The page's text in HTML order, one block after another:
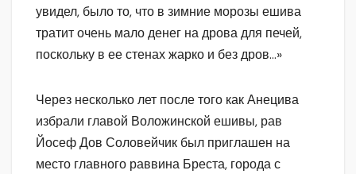
увидел, было то, что в зимние морозы ешива
тратит очень мало денег на дрова для печей,
поскольку в ее стенах жарко и без дров…»
Через несколько лет после того как Анецива
избрали главой Воложинской ешивы, рав
Йосеф Дов Соловейчик был приглашен на
место главного раввина Бреста, города с